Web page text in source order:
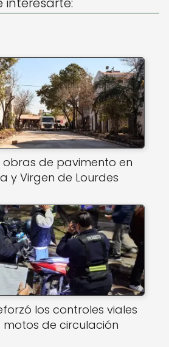
obras de pavimento en
y Virgen de Lourdes
los controles viales
motos de circulación